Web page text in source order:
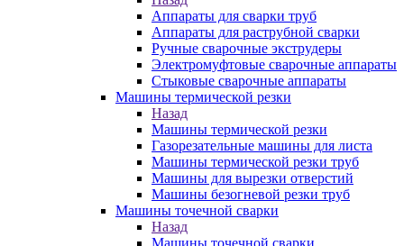
Аппараты для сварки труб
Аппараты для раструбной сварки
Ручные сварочные экструдеры
Электромуфтовые сварочные аппараты
Стыковые сварочные аппараты
Машины термической резки
Назад
Машины термической резки
Газорезательные машины для листа
Машины термической резки труб
Машины для вырезки отверстий
Машины безогневой резки труб
Машины точечной сварки
Назад
Машины точечной сварки